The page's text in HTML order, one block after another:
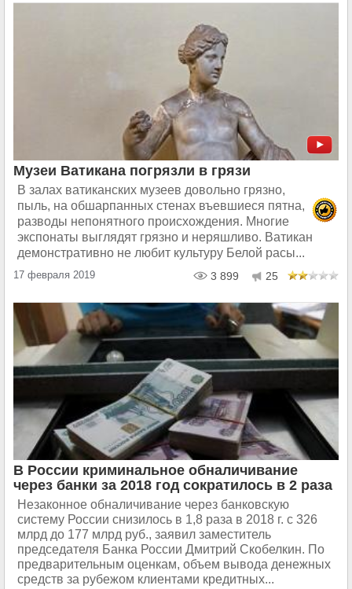
Музеи Ватикана погрязли в грязи
В залах ватиканских музеев довольно грязно,
пыль, на обшарпанных стенах въевшиеся пятна,
разводы непонятного происхождения. Многие
экспонаты выглядят грязно и неряшливо. Ватикан
демонстративно не любит культуру Белой расы...
17 февраля 2019 3 899 25
В России криминальное обналичивание
через банки за 2018 год сократилось в 2 раза
Незаконное обналичивание через банковскую
систему России снизилось в 1,8 раза в 2018 г. с 326
млрд до 177 млрд руб., заявил заместитель
председателя Банка России Дмитрий Скобелкин. По
предварительным оценкам, объем вывода денежных
средств за рубежом клиентами кредитных...